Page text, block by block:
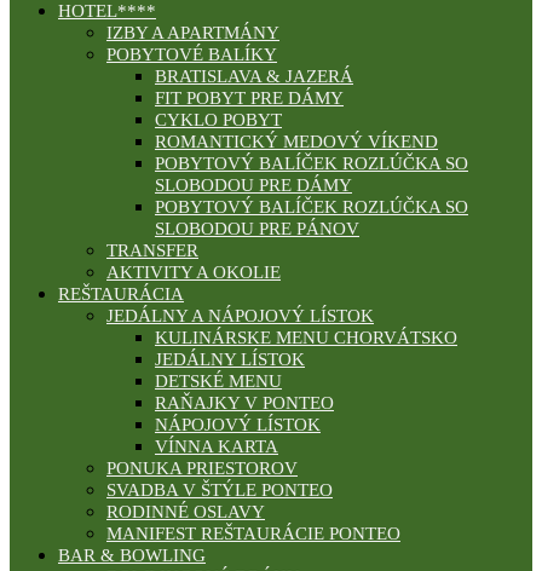
HOTEL****
IZBY A APARTMÁNY
POBYTOVÉ BALÍKY
BRATISLAVA & JAZERÁ
FIT POBYT PRE DÁMY
CYKLO POBYT
ROMANTICKÝ MEDOVÝ VÍKEND
POBYTOVÝ BALÍČEK ROZLÚČKA SO
SLOBODOU PRE DÁMY
POBYTOVÝ BALÍČEK ROZLÚČKA SO
SLOBODOU PRE PÁNOV
TRANSFER
AKTIVITY A OKOLIE
REŠTAURÁCIA
JEDÁLNY A NÁPOJOVÝ LÍSTOK
KULINÁRSKE MENU CHORVÁTSKO
JEDÁLNY LÍSTOK
DETSKÉ MENU
RAŇAJKY V PONTEO
NÁPOJOVÝ LÍSTOK
VÍNNA KARTA
PONUKA PRIESTOROV
SVADBA V ŠTÝLE PONTEO
RODINNÉ OSLAVY
MANIFEST REŠTAURÁCIE PONTEO
BAR & BOWLING